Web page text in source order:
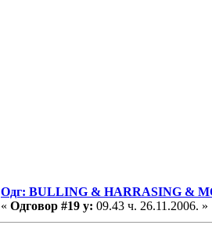
Одг: BULLING & HARRASING &
« Одговор #19 у: 09.43 ч. 26.11.2006. »